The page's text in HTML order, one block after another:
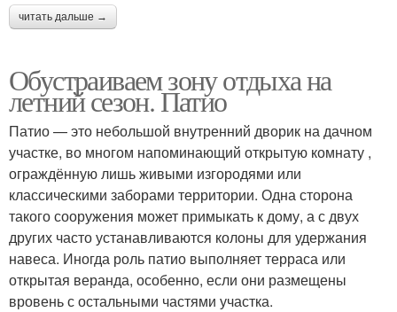
читать дальше →
Обустраиваем зону отдыха на
летний сезон. Патио
Патио — это небольшой внутренний дворик на дачном
участке, во многом напоминающий открытую комнату ,
ограждённую лишь живыми изгородями или
классическими заборами территории. Одна сторона
такого сооружения может примыкать к дому, а с двух
других часто устанавливаются колоны для удержания
навеса. Иногда роль патио выполняет терраса или
открытая веранда, особенно, если они размещены
вровень с остальными частями участка.